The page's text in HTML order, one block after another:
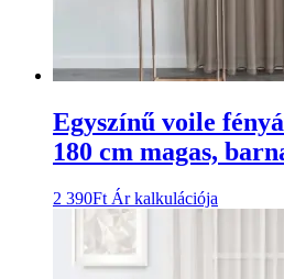
Egyszínű voile
180 cm magas,
2 390Ft Ár kalkulációja